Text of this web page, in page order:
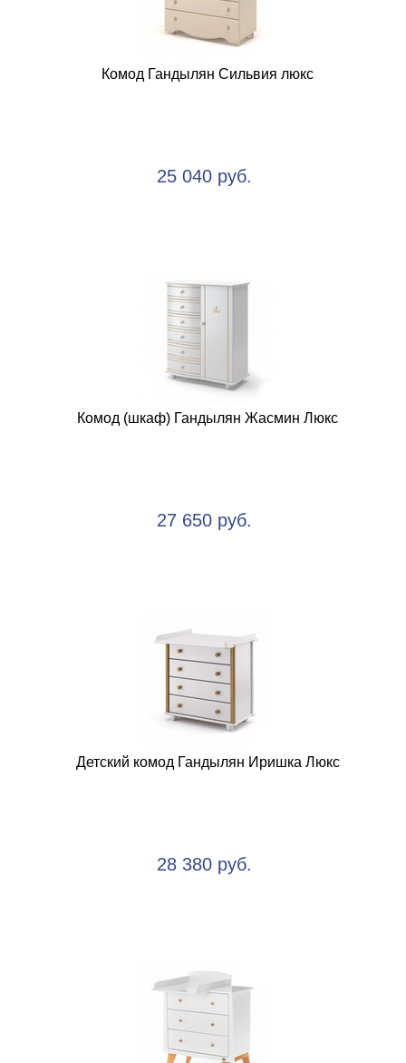
Комод Гандылян Сильвия люкс
25 040 руб.
Комод (шкаф) Гандылян Жасмин Люкс
27 650 руб.
Детский комод Гандылян Иришка Люкс
28 380 руб.